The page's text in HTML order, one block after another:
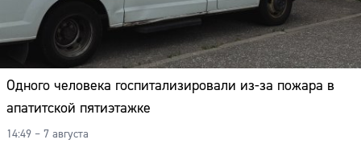
Одного человека госпитализировали из-за пожара в
апатитской пятиэтажке
14:49 – 7 августа